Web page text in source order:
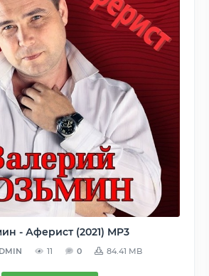
- Аферист (2021) MP3
11 0 84.41 MB